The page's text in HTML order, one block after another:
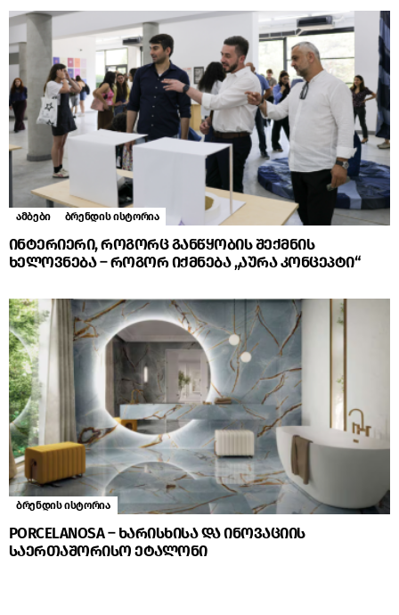
ამბები ბრენდის ისტორია
ინტერიერი, როგორც განწყობის შექმნის
ხელოვნება – როგორ იქმნება „აურა კონცეპტი“
ბრენდის ისტორია
PORCELANOSA – ხარისხისა და ინოვაციის
საერთაშორისო ეტალონი